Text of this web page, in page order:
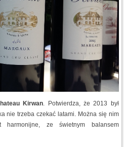
Kirwan . Potwierdza, że 2013 był
nie trzeba czekać latami. Można się nim
ze świetnym balansem